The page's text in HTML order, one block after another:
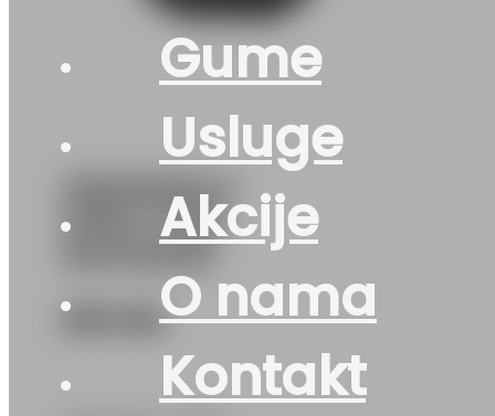
Gume
Usluge
Akcije
O nama
Kontakt
295/60R22.5
DHR-4 150L
890 KM